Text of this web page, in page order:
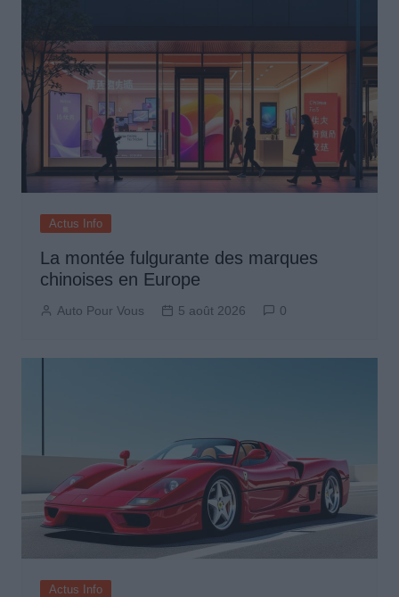
Actus Info
La montée fulgurante des marques
chinoises en Europe
Auto Pour Vous 5 août 2026 0
Actus Info